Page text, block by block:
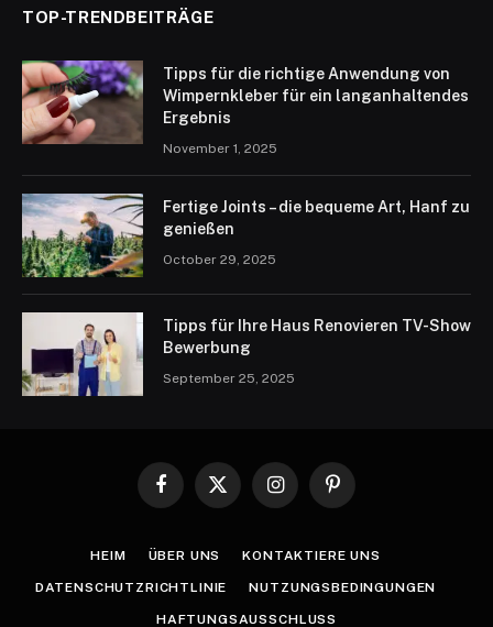
TOP-TRENDBEITRÄGE
Tipps für die richtige Anwendung von
Wimpernkleber für ein langanhaltendes
Ergebnis
November 1, 2025
Fertige Joints – die bequeme Art, Hanf zu
genießen
October 29, 2025
Tipps für Ihre Haus Renovieren TV-Show
Bewerbung
September 25, 2025
Facebook
X
InstagramPinterest
HEIM ÜBER UNS KONTAKTIERE UNS
DATENSCHUTZRICHTLINIE NUTZUNGSBEDINGUNGEN
HAFTUNGSAUSSCHLUSS